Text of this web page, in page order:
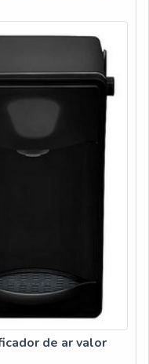
de ar valor